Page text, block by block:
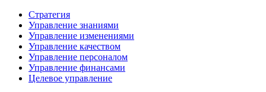
Стратегия
Управление знаниями
Управление изменениями
Управление качеством
Управление персоналом
Управление финансами
Целевое управление